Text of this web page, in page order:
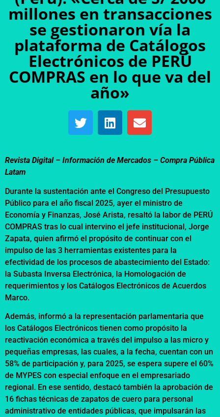
millones en transacciones
se gestionaron vía la
plataforma de Catálogos
Electrónicos de PERÚ
COMPRAS en lo que va del
año»
Revista Digital – Información de Mercados – Compra Pública
Latam
Durante la sustentación ante el Congreso del Presupuesto
Público para el año fiscal 2025, ayer el ministro de
Economía y Finanzas, José Arista, resaltó la labor de PERÚ
COMPRAS tras lo cual intervino el jefe institucional, Jorge
Zapata, quien afirmó el propósito de continuar con el
impulso de las 3 herramientas existentes para la
efectividad de los procesos de abastecimiento del Estado:
la Subasta Inversa Electrónica, la Homologación de
requerimientos y los Catálogos Electrónicos de Acuerdos
Marco.
Además, informó a la representación parlamentaria que
los Catálogos Electrónicos tienen como propósito la
reactivación económica a través del impulso a las micro y
pequeñas empresas, las cuales, a la fecha, cuentan con un
58% de participación y, para 2025, se espera supere el 60%
de MYPES con especial enfoque en el empresariado
regional. En ese sentido, destacó también la aprobación de
16 fichas técnicas de zapatos de cuero para personal
administrativo de entidades públicas, que impulsarán las